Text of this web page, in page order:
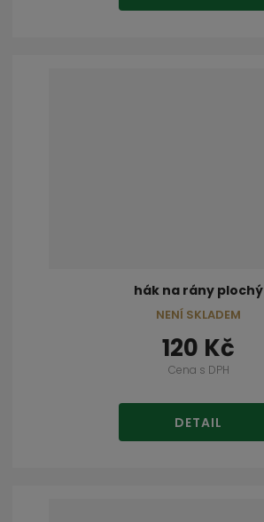
hák na rány plochý
120 Kč
Cena s DPH
DETAIL
NENÍ SKLADEM